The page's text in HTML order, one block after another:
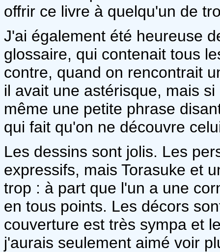
offrir ce livre à quelqu'un de
J'ai également été heureuse
glossaire, qui contenait tous
contre, quand on rencontrait
il avait une astérisque, mais
même une petite phrase
qui fait qu'on ne découvre
Les dessins sont jolis. Les
expressifs, mais Torasuke et
trop : à part que l'un a une
en tous points. Les décors
couverture est très sympa et
j'aurais seulement aimé voir